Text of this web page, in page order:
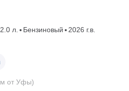
2.0 л. Бензиновый
2026 г.в.
от Уфы)